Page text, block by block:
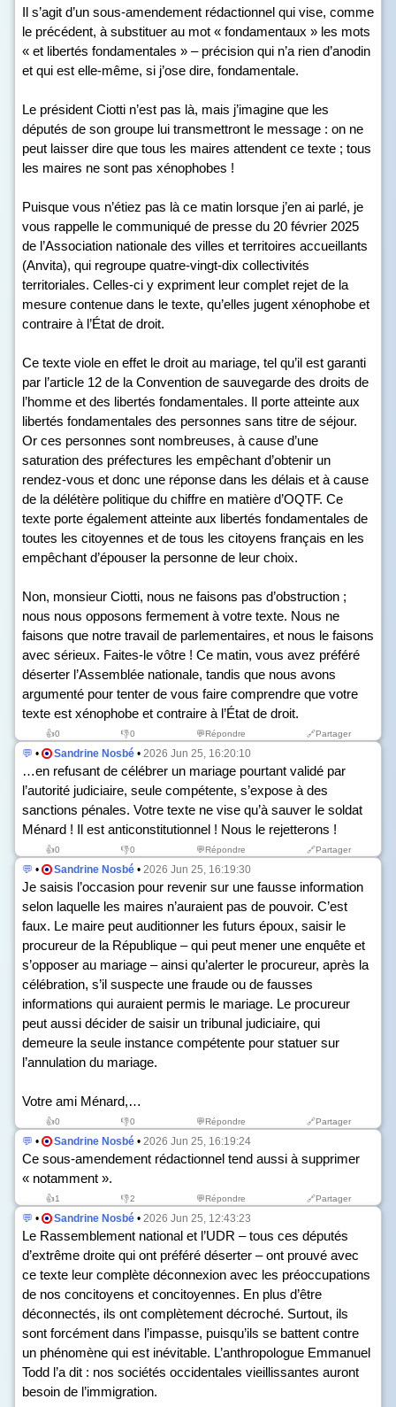
Il s’agit d’un sous-amendement rédactionnel qui vise, comme
le précédent, à substituer au mot « fondamentaux » les mots
« et libertés fondamentales » – précision qui n’a rien d’anodin
et qui est elle-même, si j’ose dire, fondamentale.
Le président Ciotti n’est pas là, mais j’imagine que les
députés de son groupe lui transmettront le message : on ne
peut laisser dire que tous les maires attendent ce texte ; tous
les maires ne sont pas xénophobes !
Puisque vous n’étiez pas là ce matin lorsque j’en ai parlé, je
vous rappelle le communiqué de presse du 20 février 2025
de l’Association nationale des villes et territoires accueillants
(Anvita), qui regroupe quatre-vingt-dix collectivités
territoriales. Celles-ci y expriment leur complet rejet de la
mesure contenue dans le texte, qu’elles jugent xénophobe et
contraire à l’État de droit.
Ce texte viole en effet le droit au mariage, tel qu’il est garanti
par l’article 12 de la Convention de sauvegarde des droits de
l’homme et des libertés fondamentales. Il porte atteinte aux
libertés fondamentales des personnes sans titre de séjour.
Or ces personnes sont nombreuses, à cause d’une
saturation des préfectures les empêchant d’obtenir un
rendez-vous et donc une réponse dans les délais et à cause
de la délétère politique du chiffre en matière d’OQTF. Ce
texte porte également atteinte aux libertés fondamentales de
toutes les citoyennes et de tous les citoyens français en les
empêchant d’épouser la personne de leur choix.
Non, monsieur Ciotti, nous ne faisons pas d’obstruction ;
nous nous opposons fermement à votre texte. Nous ne
faisons que notre travail de parlementaires, et nous le faisons
avec sérieux. Faites-le vôtre ! Ce matin, vous avez préféré
déserter l’Assemblée nationale, tandis que nous avons
argumenté pour tenter de vous faire comprendre que votre
texte est xénophobe et contraire à l’État de droit.
👍0 👎0 💬Répondre 🔗Partager
💬 • Sandrine Nosbé • 2026 Jun 25, 16:20:10
…en refusant de célébrer un mariage pourtant validé par
l’autorité judiciaire, seule compétente, s’expose à des
sanctions pénales. Votre texte ne vise qu’à sauver le soldat
Ménard ! Il est anticonstitutionnel ! Nous le rejetterons !
👍0 👎0 💬Répondre 🔗Partager
💬 • Sandrine Nosbé • 2026 Jun 25, 16:19:30
Je saisis l’occasion pour revenir sur une fausse information
selon laquelle les maires n’auraient pas de pouvoir. C’est
faux. Le maire peut auditionner les futurs époux, saisir le
procureur de la République – qui peut mener une enquête et
s’opposer au mariage – ainsi qu’alerter le procureur, après la
célébration, s’il suspecte une fraude ou de fausses
informations qui auraient permis le mariage. Le procureur
peut aussi décider de saisir un tribunal judiciaire, qui
demeure la seule instance compétente pour statuer sur
l’annulation du mariage.
Votre ami Ménard,…
👍0 👎0 💬Répondre 🔗Partager
💬 • Sandrine Nosbé • 2026 Jun 25, 16:19:24
Ce sous-amendement rédactionnel tend aussi à supprimer
« notamment ».
👍1 👎2 💬Répondre 🔗Partager
💬 • Sandrine Nosbé • 2026 Jun 25, 12:43:23
Le Rassemblement national et l’UDR – tous ces députés
d’extrême droite qui ont préféré déserter – ont prouvé avec
ce texte leur complète déconnexion avec les préoccupations
de nos concitoyens et concitoyennes. En plus d’être
déconnectés, ils ont complètement décroché. Surtout, ils
sont forcément dans l’impasse, puisqu’ils se battent contre
un phénomène qui est inévitable. L’anthropologue Emmanuel
Todd l’a dit : nos sociétés occidentales vieillissantes auront
besoin de l’immigration.